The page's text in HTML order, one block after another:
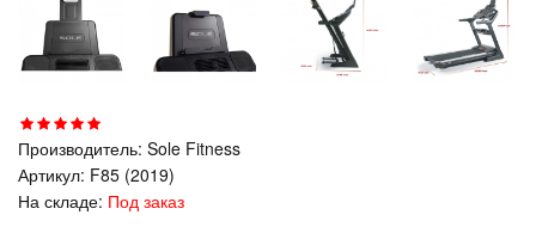
Производитель: Sole Fitness
Артикул: F85 (2019)
На складе: Под заказ